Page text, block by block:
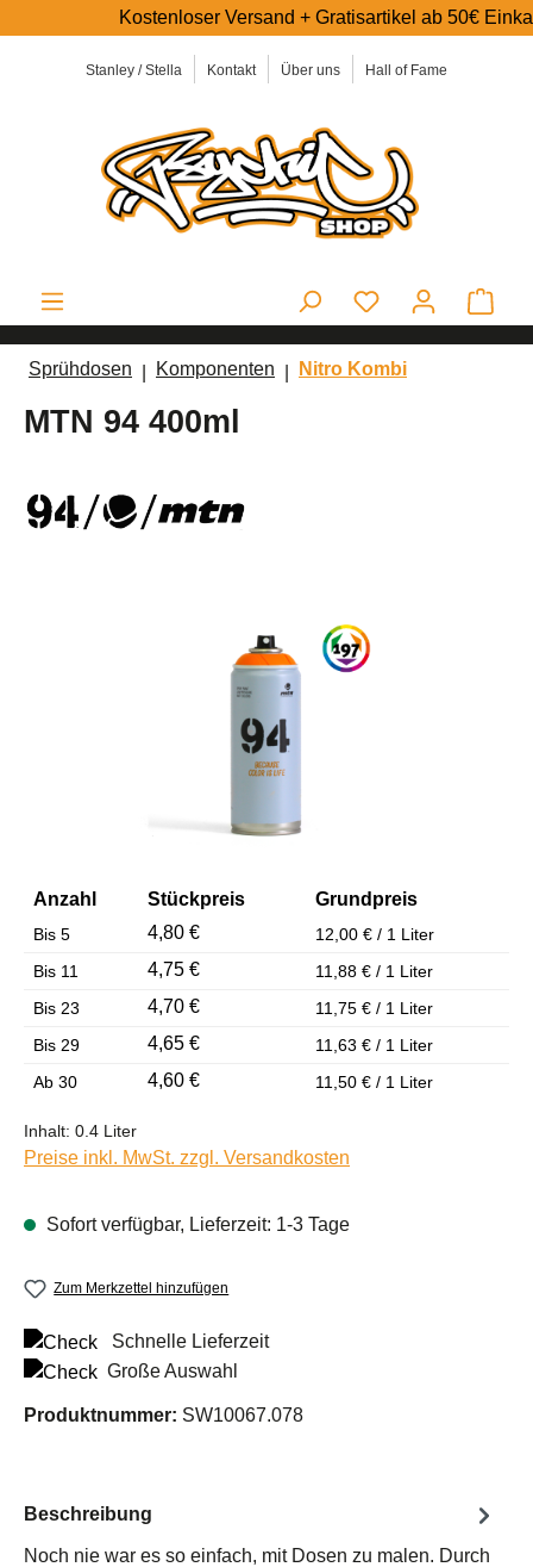
Stanley / Stella Kontakt Über uns Hall of Fame
Kostenloser Versand + Gratisartikel ab 50€
Sprühdosen Komponenten Nitro Kombi
MTN 94 400ml
Anzahl Stückpreis Grundpreis
Bis 5 4,80 €
12,00 € / 1 Liter
Bis 11 4,75 €
11,88 € / 1 Liter
Bis 23 4,70 €
11,75 € / 1 Liter
Bis 29 4,65 €
11,63 € / 1 Liter
Ab 30 4,60 € 11,50 € / 1 Liter
Inhalt: 0.4 Liter
Preise inkl. MwSt. zzgl. Versandkosten
Sofort verfügbar, Lieferzeit: 1-3 Tage
Zum Merkzettel hinzufügen
Schnelle Lieferzeit
Große Auswahl
Produktnummer: SW10067.078
Beschreibung
Noch nie war es so einfach, mit Dosen zu malen. Durch